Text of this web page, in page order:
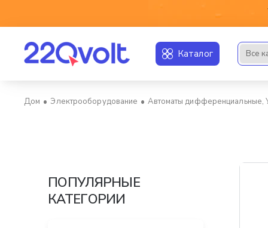
Каталог Все
Электрооборудование Автоматы дифференциальные,
ПОПУЛЯРНЫЕ
КАТЕГОРИИ